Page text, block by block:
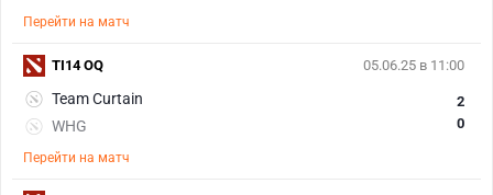
Перейти на матч
05.06.25 в 11:00
Team Curtain
WHG
2
0
Перейти на матч
TI14 OQ